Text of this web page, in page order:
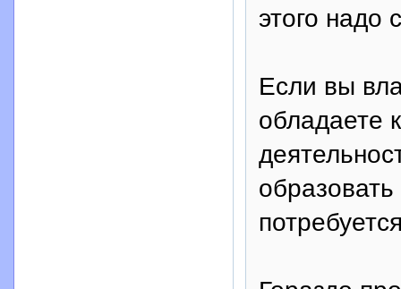
этого надо
Если вы
обладаете